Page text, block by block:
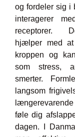
og fordeler sig i
interagerer
receptorer.
hjælper med
kroppen og
som stress,
smerter.
langsom
føle dig
dagen. I